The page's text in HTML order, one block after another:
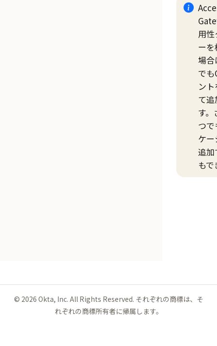
用
ー
場合
で
ン
て
す。
つ
ケ
追加
も
© 2026 Okta, Inc. All Rights Reserved. それぞれの商標は、そ
れぞれの商標所有者に帰属します。